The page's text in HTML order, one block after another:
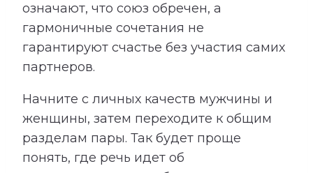
означают, что союз обречен, а
гармоничные сочетания не
гарантируют счастье без участия самих
партнеров.
Начните с личных качеств мужчины и
женщины, затем переходите к общим
разделам пары. Так будет проще
понять, где речь идет об